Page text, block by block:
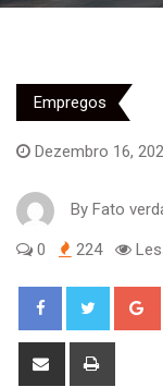
Empregos
Dezembro 16,
By Fato
0 224
Share